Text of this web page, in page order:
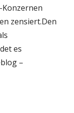
Konzernen
zensiert.Den
es
–